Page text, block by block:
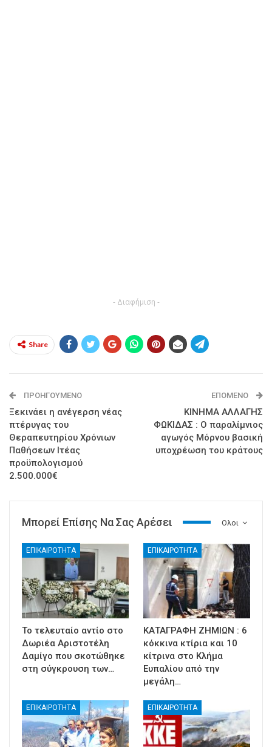
- Διαφήμιση -
Share
ΠΡΟΗΓΟΎΜΕΝΟ
Ξεκινάει η ανέγερση νέας
πτέρυγας του
Θεραπευτηρίου Χρόνιων
Παθήσεων Ιτέας
προϋπολογισμού
2.500.000€
ΕΠΌΜΕΝΟ
ΚΙΝΗΜΑ ΑΛΛΑΓΗΣ
ΦΩΚΙΔΑΣ : Ο παραλίμνιος
αγωγός Μόρνου βασική
υποχρέωση του κράτους
Ολοι
Μπορεί Επίσης Να Σας Αρέσει
ΕΠΙΚΑΙΡΟΤΗΤΑ
Το τελευταίο αντίο στο
Δωριέα Αριστοτέλη
Δαμίγο που σκοτώθηκε
στη σύγκρουση των…
ΕΠΙΚΑΙΡΟΤΗΤΑ
ΚΑΤΑΓΡΑΦΗ ΖΗΜΙΩΝ : 6
κόκκινα κτίρια και 10
κίτρινα στο Κλήμα
Ευπαλίου από την
μεγάλη…
ΕΠΙΚΑΙΡΟΤΗΤΑ ΕΠΙΚΑΙΡΟΤΗΤΑ